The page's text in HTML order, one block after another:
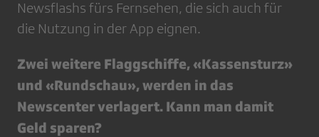
Newsflashs fürs Fernsehen, die sich auch für
die Nutzung in der App eignen.
Zwei weitere Flaggschiffe, «Kassensturz»
und «Rundschau», werden in das
Newscenter verlagert. Kann man damit
Geld sparen?